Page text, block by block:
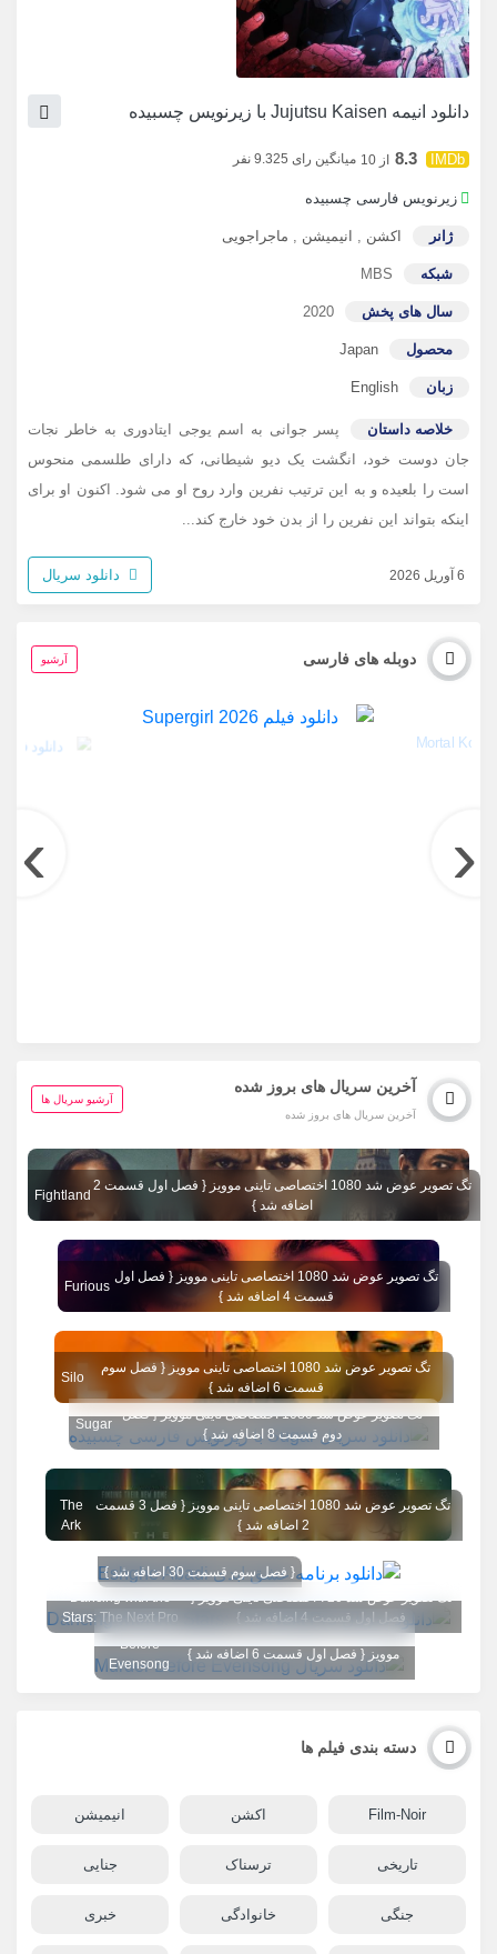
دانلود انیمه Jujutsu Kaisen با زیرنویس چسبیده
8.3 از 10 میانگین رای 9.325 نفر
زیرنویس فارسی چسبیده
ژانر اکشن , انیمیشن , ماجراجویی
شبکه MBS
سال های پخش 2020
محصول Japan
زبان English
خلاصه داستان
پسر جوانی به اسم یوجی ایتادوری به خاطر نجات
جان دوست خود، انگشت یک دیو شیطانی، که دارای طلسمی منحوس
است را بلعیده و به این ترتیب نفرین وارد روح او می شود. اکنون او برای
اینکه بتواند این نفرین را از بدن خود خارج کند...
6 آوریل 2026 دانلود سریال
دوبله های فارسی آرشیو
‹
›
آخرین سریال های بروز شده
آخرین سریال های بروز شده
آرشیو سریال ها
تگ تصویر عوض شد 1080 اختصاصی تاینی موویز { فصل اول قسمت 2
اضافه شد }
Fightland
تگ تصویر عوض شد 1080 اختصاصی تاینی موویز { فصل اول
قسمت 4 اضافه شد }
Furious
تگ تصویر عوض شد 1080 اختصاصی تاینی موویز { فصل سوم
قسمت 6 اضافه شد }
Silo
تگ تصویر عوض شد 1080 اختصاصی تاینی موویز { فصل
دوم قسمت 8 اضافه شد }
Sugar
تگ تصویر عوض شد 1080 اختصاصی تاینی موویز { فصل 3 قسمت
2 اضافه شد }
The
Ark
{ فصل سوم قسمت 30 اضافه شد }
تگ تصویر عوض شد 720 اختصاصی تاینی موویز {
فصل اول قسمت 4 اضافه شد }
Dancing with the
Stars: The Next Pro
تگ تصویر عوض شد 1080 اختصاصی تاینی
موویز { فصل اول قسمت 6 اضافه شد }
Murder
Before
Evensong
دسته بندی فیلم ها
Film-Noir اکشن انیمیشن
تاریخی ترسناک جنایی
جنگی خانوادگی خبری